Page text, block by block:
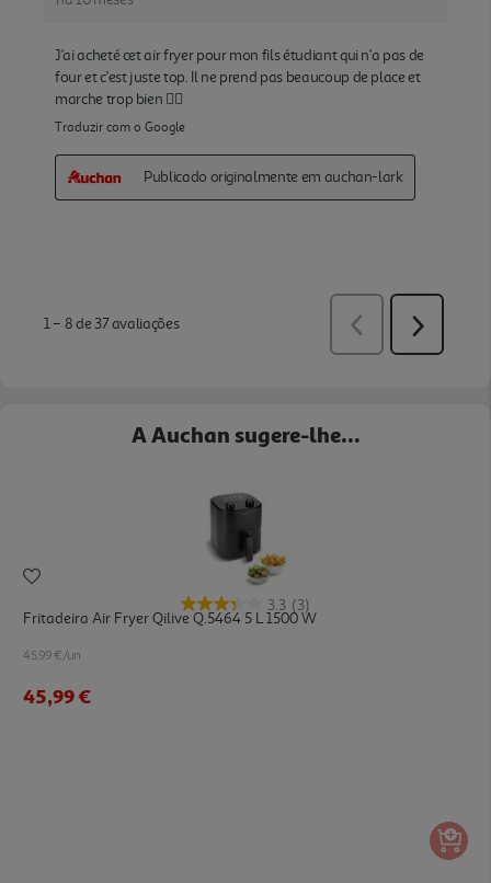
A Auchan sugere-lhe...
3.3 (3)
Fritadeira Air Fryer Qilive Q.5464 5 L 1500 W
45.99 €/un
45,99 €